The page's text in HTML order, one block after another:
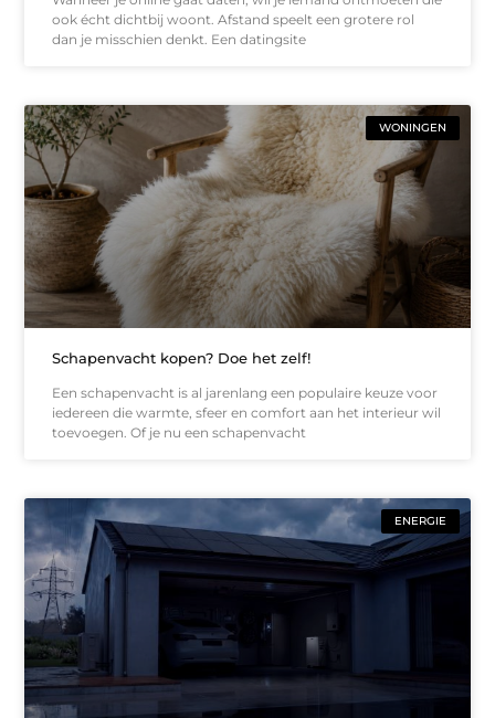
ook écht dichtbij woont. Afstand speelt een grotere rol
dan je misschien denkt. Een datingsite
WONINGEN
Schapenvacht kopen? Doe het zelf!
Een schapenvacht is al jarenlang een populaire keuze voor
iedereen die warmte, sfeer en comfort aan het interieur wil
toevoegen. Of je nu een schapenvacht
ENERGIE